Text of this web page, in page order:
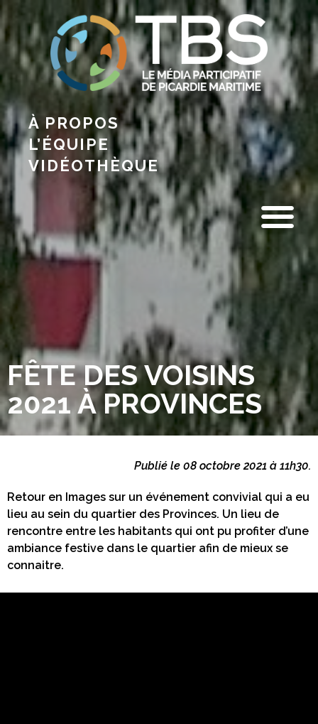
À PROPOS
L’ÉQUIPE
VIDÉOTHÈQUE
FÊTE DES VOISINS
2021 À PROVINCES
Publié le 08 octobre 2021 à 11h30.
Retour en Images sur un événement convivial qui a eu
lieu au sein du quartier des Provinces. Un lieu de
rencontre entre les habitants qui ont pu profiter d’une
ambiance festive dans le quartier afin de mieux se
connaitre.